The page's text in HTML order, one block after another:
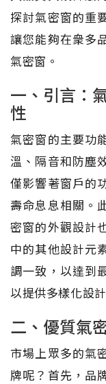
探討氣密窗的重
讓您能夠在衆多
氣密窗。
一、引言：
性
氣密窗的主要功
溫、隔音和防塵
僅影響著窗戶的
壽命息息相關。
密窗的外觀設計
中的其他設計元
調一致，以達到
以提供多樣化設
二、優質氣
市場上眾多的氣
牌呢？首先，品